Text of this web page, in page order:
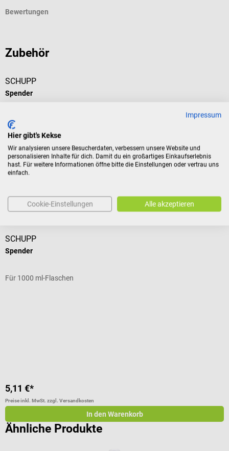
Bewertungen
Zubehör
SCHUPP
Spender
Für 1000 ml-Flaschen
5,11 €*
In den Warenkorb
Kunden kauften auch
SCHUPP
Spender
Für 1000 ml-Flaschen
5,11 €*
Preise inkl. MwSt. zzgl. Versandkosten
In den Warenkorb
Ähnliche Produkte
Impressum
Hier gibt's Kekse
Wir analysieren unsere Besucherdaten, verbessern unsere Website und
personalisieren Inhalte für dich. Damit du ein großartiges Einkaufserlebnis
hast. Für weitere Informationen öffne bitte die Einstellungen oder vertrau uns
einfach.
Cookie-Einstellungen Alle akzeptieren